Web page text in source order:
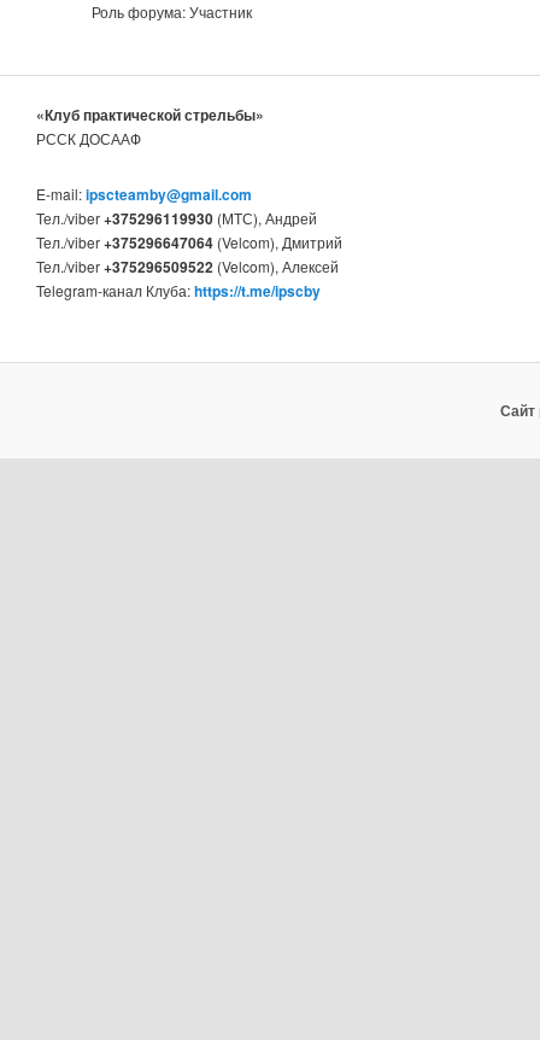
Роль форума: Участник
«Клуб практической стрельбы»
РССК ДОСААФ
E-mail:ipscteamby@gmail.com
Тел./viber+375296119930 (МТС), Андрей
Тел./viber+375296647064 (Velcom), Дмитрий
Тел./viber+375296509522 (Velcom), Алексей
Telegram-канал Клуба:https://t.me/ipscby
Сайт